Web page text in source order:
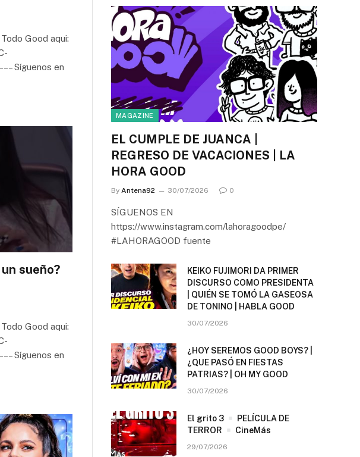
Good aqui:
– – – Síguenos en
sueño?
Good aqui:
– – – Síguenos en
MAGAZINE
EL CUMPLE DE JUANCA |
REGRESO DE VACACIONES | LA
HORA GOOD
By Antena92 30/07/2026 0
SÍGUENOS EN
https://www.instagram.com/lahoragoodpe/
#LAHORAGOOD fuente
KEIKO FUJIMORI DA PRIMER
DISCURSO COMO PRESIDENTA
| QUIÉN SE TOMÓ LA GASEOSA
DE TONINO | HABLA GOOD
30/07/2026
¿HOY SEREMOS GOOD BOYS? |
¿QUE PASÓ EN FIESTAS
PATRIAS? | OH MY GOOD
30/07/2026
El grito 3
PELÍCULA DE
TERROR
CineMás
29/07/2026